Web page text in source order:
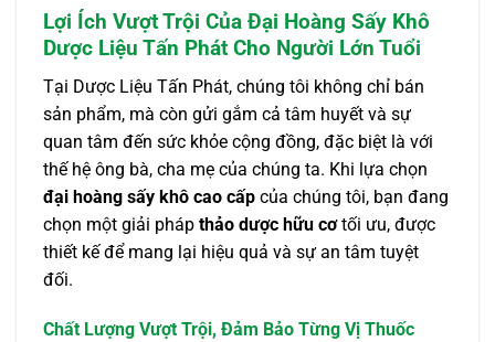
Lợi Ích Vượt Trội Của Đại Hoàng Sấy Khô
Dược Liệu Tấn Phát Cho Người Lớn Tuổi
Tại Dược Liệu Tấn Phát, chúng tôi không chỉ bán
sản phẩm, mà còn gửi gắm cả tâm huyết và sự
quan tâm đến sức khỏe cộng đồng, đặc biệt là với
thế hệ ông bà, cha mẹ của chúng ta. Khi lựa chọn
đại hoàng sấy khô cao cấp của chúng tôi, bạn đang
chọn một giải pháp thảo dược hữu cơtối ưu, được
thiết kế để mang lại hiệu quả và sự an tâm tuyệt
đối.
Chất Lượng Vượt Trội, Đảm Bảo Từng Vị Thuốc